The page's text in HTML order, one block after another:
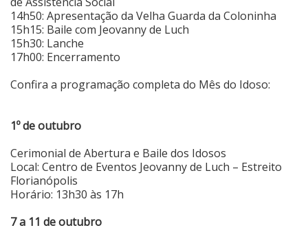
14h50: Apresentação da Velha Guarda da Coloninha
15h15: Baile com Jeovanny de Luch
15h30: Lanche
17h00: Encerramento
Confira a programação completa do Mês do Idoso:
1º de outubro
Cerimonial de Abertura e Baile dos Idosos
Local: Centro de Eventos Jeovanny de Luch – Estreito
Florianópolis
Horário: 13h30 às 17h
7 a 11 de outubro